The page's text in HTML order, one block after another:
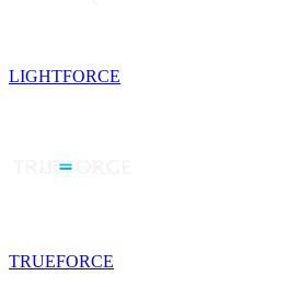
LIGHTFORCE
TRUEFORCE